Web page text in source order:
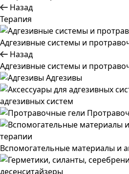
Назад
Терапия
Адгезивные системы и
Назад
Адгезивные системы и
Адгезивы
адгезивных систем
Вспомогательные материалы и